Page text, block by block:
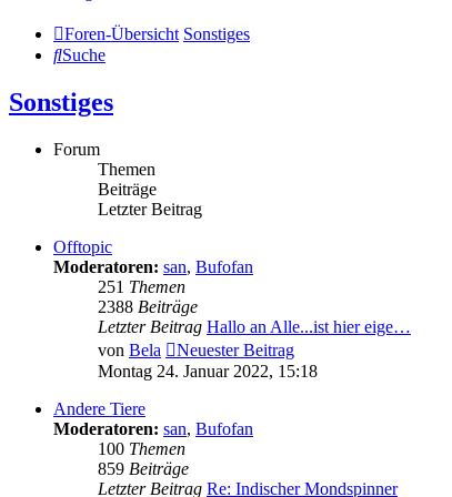
Foren-Übersicht Sonstiges
Suche
Sonstiges
Forum
Themen
Beiträge
Letzter Beitrag
Offtopic
Moderatoren: san, Bufofan
251 Themen
2388 Beiträge
Letzter Beitrag Hallo an Alle...ist hier eige…
von Bela
Neuester Beitrag
Montag 24. Januar 2022, 15:18
Andere Tiere
Moderatoren: san, Bufofan
100 Themen
859 Beiträge
Letzter Beitrag Re: Indischer Mondspinner